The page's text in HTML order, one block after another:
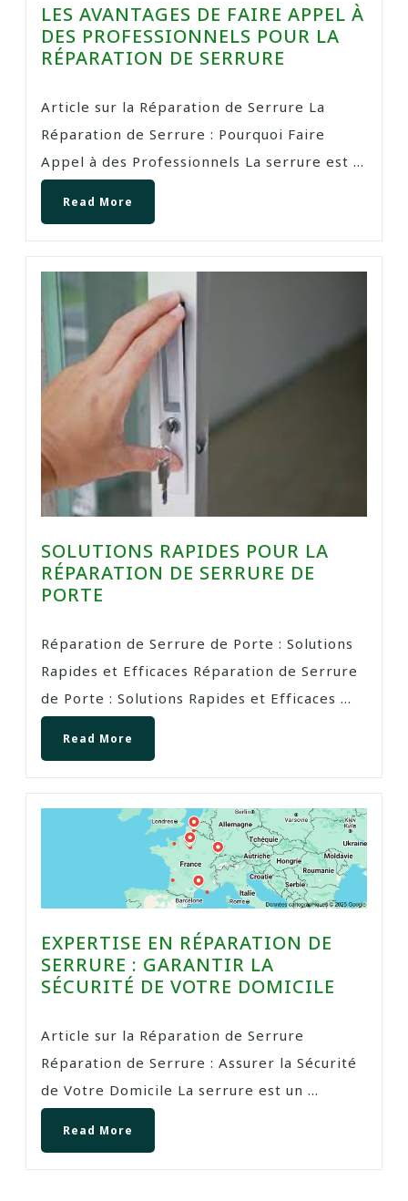
LES AVANTAGES DE FAIRE APPEL À
DES PROFESSIONNELS POUR LA
RÉPARATION DE SERRURE
Article sur la Réparation de Serrure La
Réparation de Serrure : Pourquoi Faire
Appel à des Professionnels La serrure est ...
Read More
SOLUTIONS RAPIDES POUR LA
RÉPARATION DE SERRURE DE
PORTE
Réparation de Serrure de Porte : Solutions
Rapides et Efficaces Réparation de Serrure
de Porte : Solutions Rapides et Efficaces ...
Read More
EXPERTISE EN RÉPARATION DE
SERRURE : GARANTIR LA
SÉCURITÉ DE VOTRE DOMICILE
Article sur la Réparation de Serrure
Réparation de Serrure : Assurer la Sécurité
de Votre Domicile La serrure est un ...
Read More